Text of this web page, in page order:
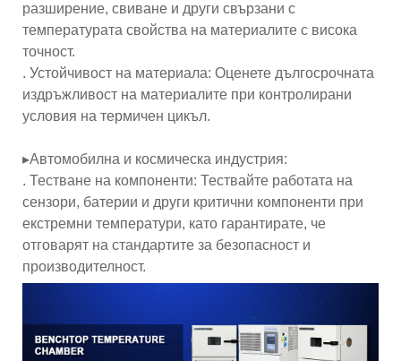
разширение, свиване и други свързани с
температурата свойства на материалите с висока
точност.
. Устойчивост на материала: Оценете дългосрочната
издръжливост на материалите при контролирани
условия на термичен цикъл.
▸Автомобилна и космическа индустрия:
. Тестване на компоненти: Тествайте работата на
сензори, батерии и други критични компоненти при
екстремни температури, като гарантирате, че
отговарят на стандартите за безопасност и
производителност.